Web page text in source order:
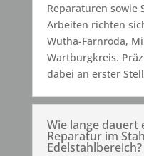
Reparaturen sowie
Arbeiten richten
Wutha-Farnroda,
Wartburgkreis.
dabei an erster
Wie lange dauert
Reparatur im
Edelstahlbereich?